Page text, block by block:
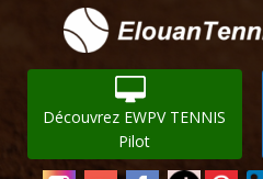
Découvrez EWPV TENNIS
Pilot